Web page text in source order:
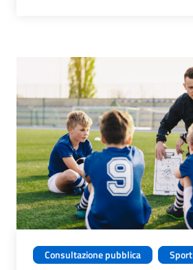
Consultazione pubblica Sport